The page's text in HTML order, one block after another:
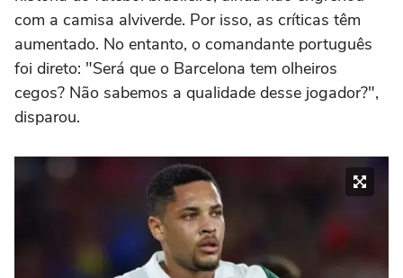
com a camisa alviverde. Por isso, as críticas têm
aumentado. No entanto, o comandante português
foi direto: "Será que o Barcelona tem olheiros
cegos? Não sabemos a qualidade desse jogador?",
disparou.